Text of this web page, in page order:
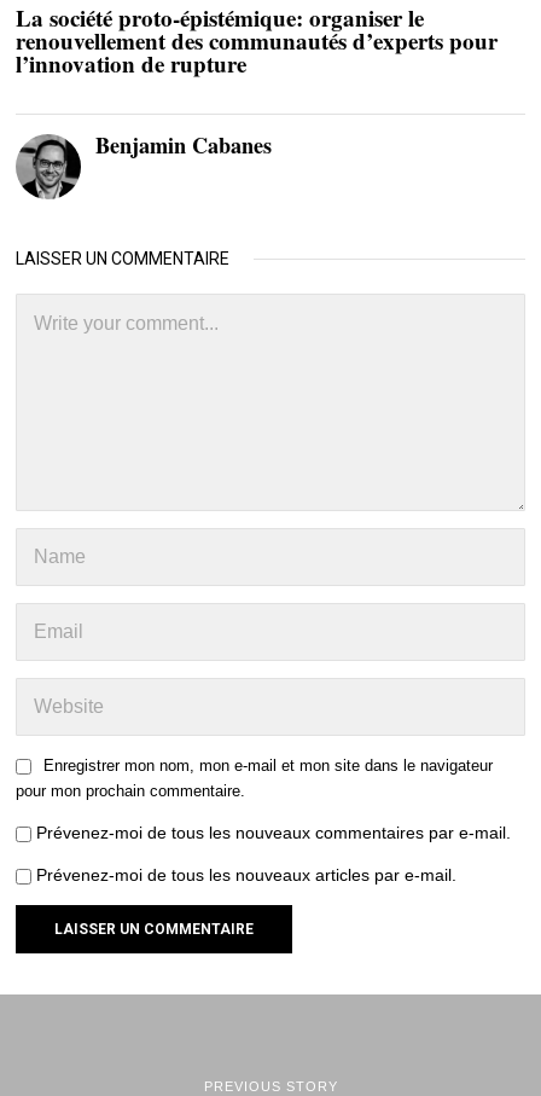
La société proto-épistémique: organiser le
renouvellement des communautés d’experts pour
l’innovation de rupture
Benjamin Cabanes
LAISSER UN COMMENTAIRE
Enregistrer mon nom, mon e-mail et mon site dans le navigateur
pour mon prochain commentaire.
Prévenez-moi de tous les nouveaux commentaires par e-mail.
Prévenez-moi de tous les nouveaux articles par e-mail.
PREVIOUS STORY